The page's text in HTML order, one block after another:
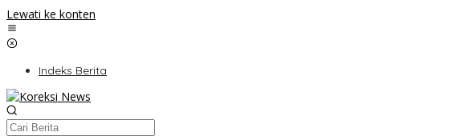
Lewati ke konten
Indeks Berita